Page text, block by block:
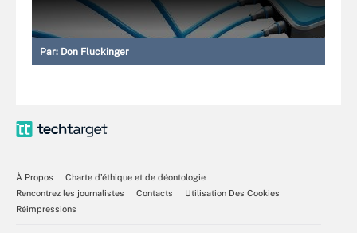
Par: Don Fluckinger
À Propos
Charte d’éthique et de déontologie
Rencontrez les journalistes
Contacts
Utilisation Des Cookies
Réimpressions